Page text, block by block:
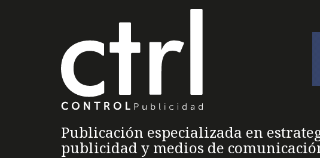
Publicación especializada en
publicidad y medios de